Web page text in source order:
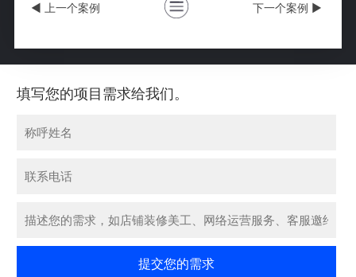
◀ 上一个案例 下一个案例 ▶
填写您的项目需求给我们。